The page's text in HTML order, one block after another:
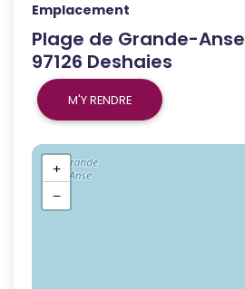
Emplacement
Plage de Grande-Anse
97126 Deshaies
M'Y RENDRE
+
−